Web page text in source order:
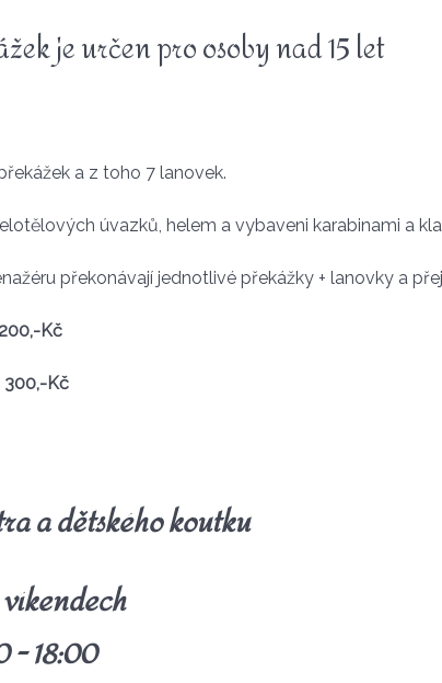
je určen pro osoby nad 15 let
a z toho 7 lanovek.
úvazků, helem a vybaveni karabinami a
překonávají jednotlivé překážky + lanovky a
Kč
300,-Kč
a dětského koutku
- 18:00